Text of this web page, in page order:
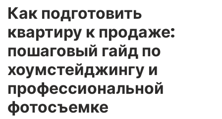
Как подготовить
квартиру к продаже:
пошаговый гайд по
хоумстейджингу и
профессиональной
фотосъемке